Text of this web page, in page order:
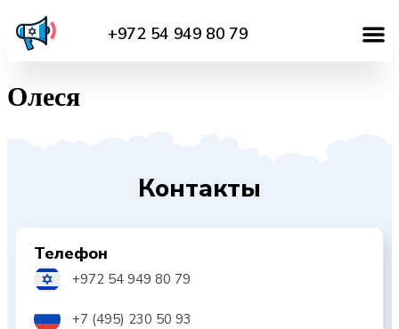
+972 54 949 80 79
Олеся
Контакты
Телефон
+972 54 949 80 79
+7 (495) 230 50 93